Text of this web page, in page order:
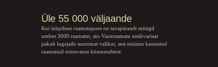
Üle 55 000 väljaande
Kui tüüpilises raamatupoes on tavapäraselt müügil
umbes 3000 raamatut, siis Vanaraamatu antikvariaat
pakub lugejaile suuremat valikut, sest müüme kasutatud
raamatuid erinevatest kümnenditest.